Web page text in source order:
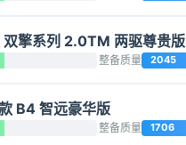
擎系列 2.0TM 两驱尊贵版
整备质量 2045
B4 智远豪华版
整备质量 1706